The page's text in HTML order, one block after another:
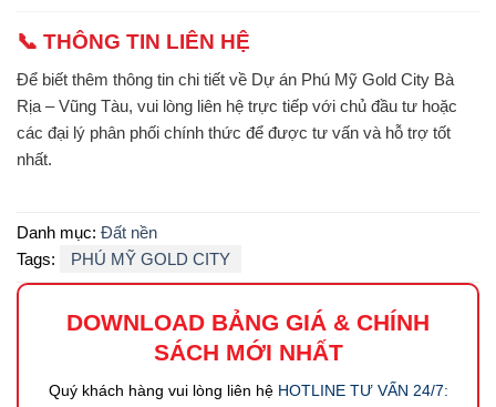
📞 THÔNG TIN LIÊN HỆ
Để biết thêm thông tin chi tiết về Dự án Phú Mỹ Gold City Bà
Rịa – Vũng Tàu, vui lòng liên hệ trực tiếp với chủ đầu tư hoặc
các đại lý phân phối chính thức để được tư vấn và hỗ trợ tốt
nhất.
Danh mục: Đất nền
Tags:
PHÚ MỸ GOLD CITY
DOWNLOAD BẢNG GIÁ & CHÍNH
SÁCH MỚI NHẤT
Quý khách hàng vui lòng liên hệ HOTLINE TƯ VẤN 24/7: